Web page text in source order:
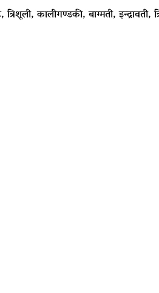
कालीगण्डकी, बाग्मती, इन्द्रावती,